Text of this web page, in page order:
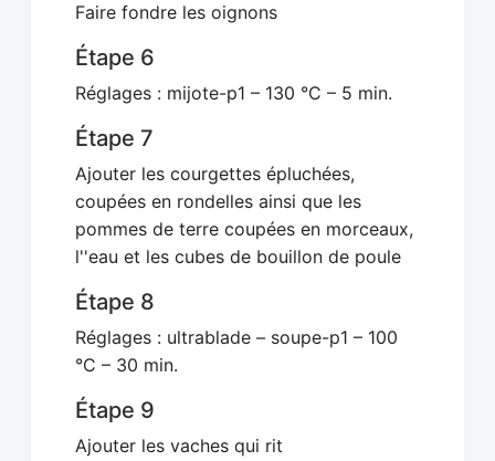
Faire fondre les oignons
Étape 6
Réglages : mijote-p1 – 130 °C – 5 min.
Étape 7
Ajouter les courgettes épluchées,
coupées en rondelles ainsi que les
pommes de terre coupées en morceaux,
l''eau et les cubes de bouillon de poule
Étape 8
Réglages : ultrablade – soupe-p1 – 100
°C – 30 min.
Étape 9
Ajouter les vaches qui rit